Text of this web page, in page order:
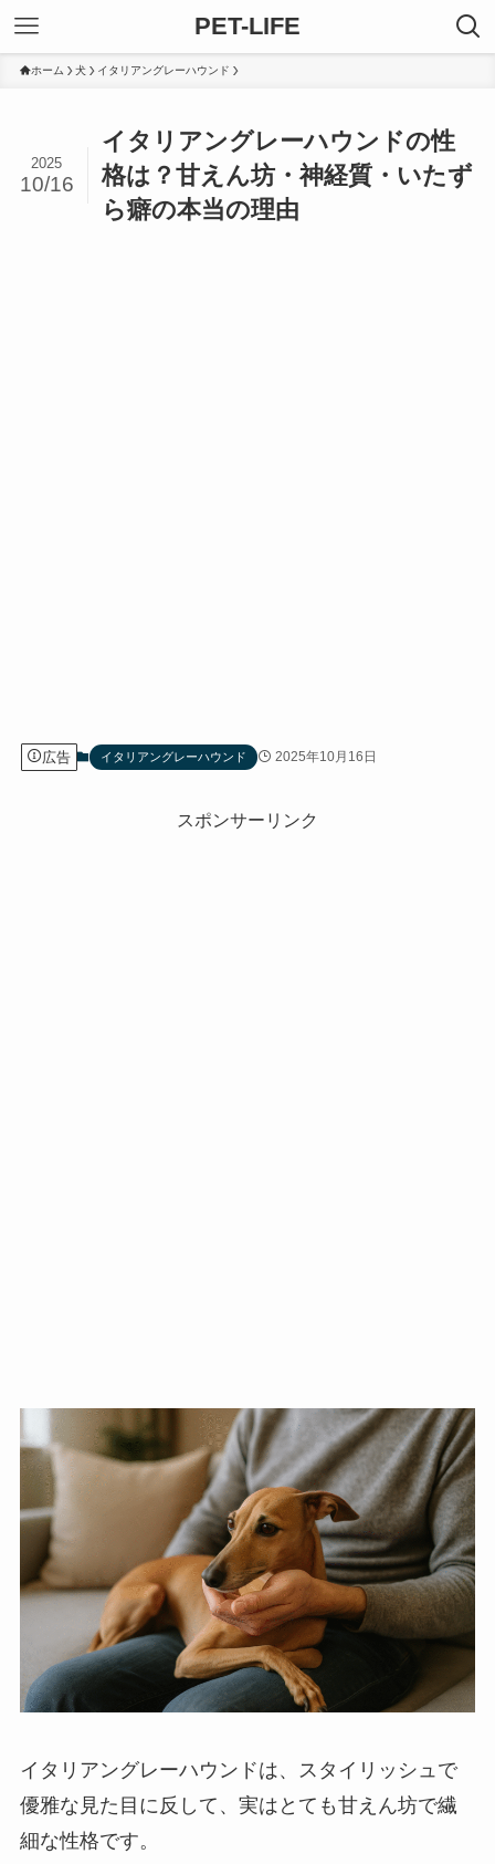
PET-LIFE
ホーム 犬 イタリアングレーハウンド
イタリアングレーハウンドの性
格は？甘えん坊・神経質・いたず
ら癖の本当の理由
2025
10/16
広告 イタリアングレーハウンド 2025年10月16日
スポンサーリンク
イタリアングレーハウンドは、スタイリッシュで
優雅な見た目に反して、実はとても甘えん坊で繊
細な性格です。